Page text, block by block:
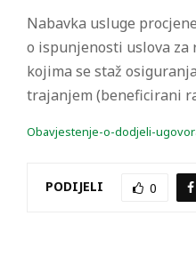
Nabavka usluge
o ispunjenosti uslova
kojima se staž
trajanjem (beneficirani
Obavjestenje-o-dodjeli-
PODIJELI 0